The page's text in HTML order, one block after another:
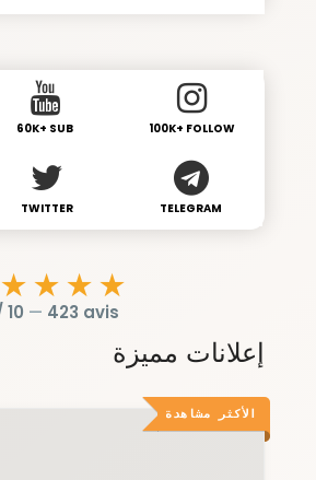
60K+ SUB 100K+ FOLLOW
TWITTER TELEGRAM
10 — 423 avis
إعلانات مميزة
الأكثر مشاهدة